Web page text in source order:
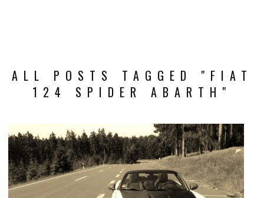
ALL POSTS TAGGED "FIAT
124 SPIDER ABARTH"